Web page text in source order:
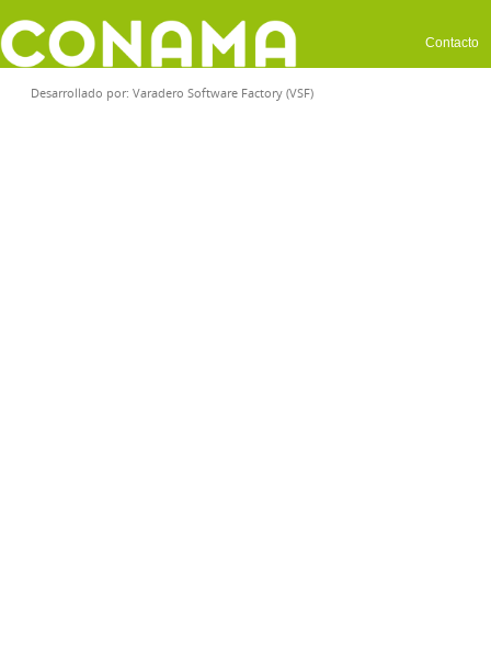
Contacto
Desarrollado por: Varadero Software Factory (VSF)